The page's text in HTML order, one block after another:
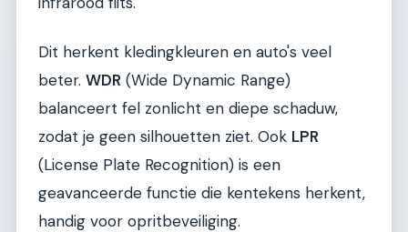
Dit herkent kledingkleuren en auto's veel
beter. WDR (Wide Dynamic Range)
balanceert fel zonlicht en diepe schaduw,
zodat je geen silhouetten ziet. Ook LPR
(License Plate Recognition) is een
geavanceerde functie die kentekens herkent,
handig voor opritbeveiliging.